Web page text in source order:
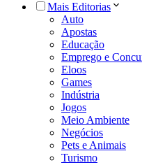
Mais Editorias
Auto
Apostas
Educação
Emprego e
Eloos
Games
Indústria
Jogos
Meio Ambiente
Negócios
Pets e Animais
Turismo